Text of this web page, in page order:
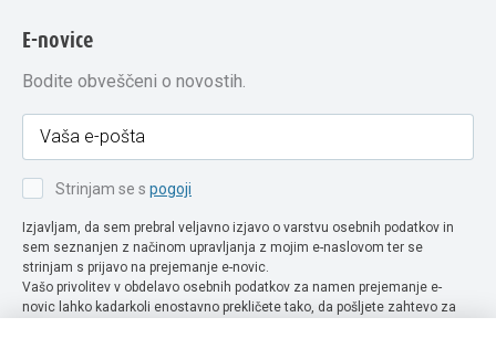
E-novice
Bodite obveščeni o novostih.
Strinjam se s pogoji
Izjavljam, da sem prebral veljavno izjavo o varstvu osebnih podatkov in
sem seznanjen z načinom upravljanja z mojim e-naslovom ter se
strinjam s prijavo na prejemanje e-novic.
Vašo privolitev v obdelavo osebnih podatkov za namen prejemanje e-
novic lahko kadarkoli enostavno prekličete tako, da pošljete zahtevo za